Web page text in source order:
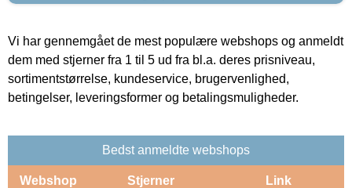
Vi har gennemgået de mest populære webshops og anmeldt
dem med stjerner fra 1 til 5 ud fra bl.a. deres prisniveau,
sortimentstørrelse, kundeservice, brugervenlighed,
betingelser, leveringsformer og betalingsmuligheder.
Bedst anmeldte webshops
Webshop Stjerner Link